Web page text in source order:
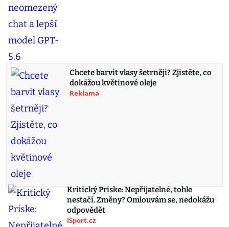
Chcete barvit vlasy šetrněji? Zjistěte, co
dokážou květinové oleje
Reklama
Kritický Priske: Nepřijatelné, tohle
nestačí. Změny? Omlouvám se, nedokážu
odpovědět
iSport.cz